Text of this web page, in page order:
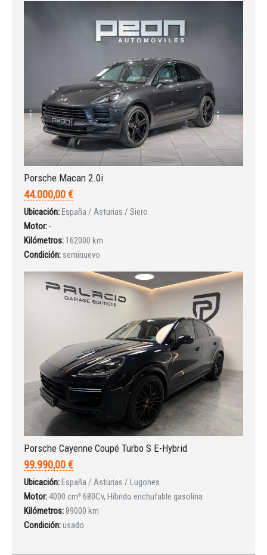
¿Ha olvidado la contraseña?
Porsche Macan 2.0i
44.000,00 €
Ubicación:España / Asturias / Siero
Motor: -
Kilómetros: 162000 km
Condición: seminuevo
Porsche Cayenne Coupé Turbo S E-Hybrid
99.990,00 €
Ubicación:España / Asturias / Lugones
Motor:4000 cm³ 680Cv, Híbrido enchufable gasolina
Kilómetros: 89000 km
Condición:usado